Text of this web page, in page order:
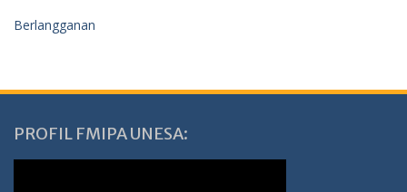
Berlangganan
PROFIL FMIPA UNESA: